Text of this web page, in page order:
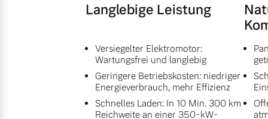
Langlebige Leistung
Versiegelter Elektromotor:
Wartungsfrei und langlebig
Geringere Betriebskosten: niedriger
Energieverbrauch, mehr Effizienz
Schnelles Laden: In 10 Min. 300 km
Reichweite an einer 350-kW-